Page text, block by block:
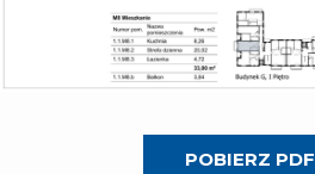
POBIERZ PDF